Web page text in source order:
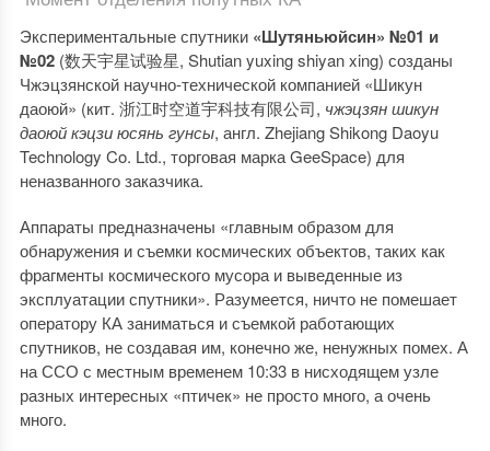
Экспериментальные спутники «Шутяньюйсин» №01 и
№02(数天宇星试验星, Shutian yuxing shiyan xing) созданы
Чжэцзянской научно-технической компанией «Шикун
даоюй» (кит. 浙江时空道宇科技有限公司, чжэцзян шикун
даоюй кэцзи юсянь гунсы, англ. Zhejiang Shikong Daoyu
Technology Co. Ltd., торговая марка GeeSpace) для
неназванного заказчика.
Аппараты предназначены «главным образом для
обнаружения и съемки космических объектов, таких как
фрагменты космического мусора и выведенные из
эксплуатации спутники». Разумеется, ничто не помешает
оператору КА заниматься и съемкой работающих
спутников, не создавая им, конечно же, ненужных помех. А
на ССО с местным временем 10:33 в нисходящем узле
разных интересных «птичек» не просто много, а очень
много.